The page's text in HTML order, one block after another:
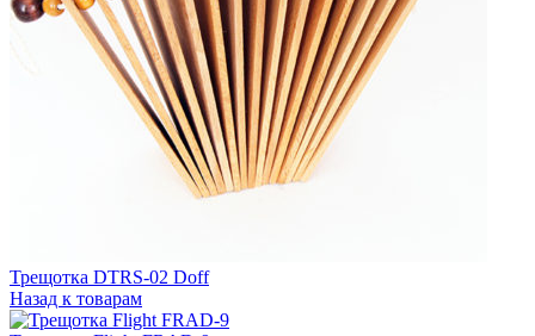
Трещотка DTRS-02 Doff
Назад к товарам